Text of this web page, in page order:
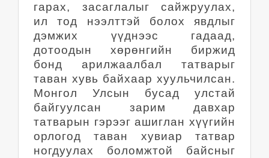
гарах, засаглалыг сайжруулах,
ил тод нээлттэй болох явдлыг
дэмжих үүднээс гадаад,
дотоодын хөрөнгийн биржид
бонд арилжаалбал татварыг
таван хувь байхаар хуульчилсан.
Монгол Улсын бусад улстай
байгуулсан зарим давхар
татварын гэрээг ашиглан хүүгийн
орлогод таван хувиар татвар
ногдуулах боломжтой байсныг